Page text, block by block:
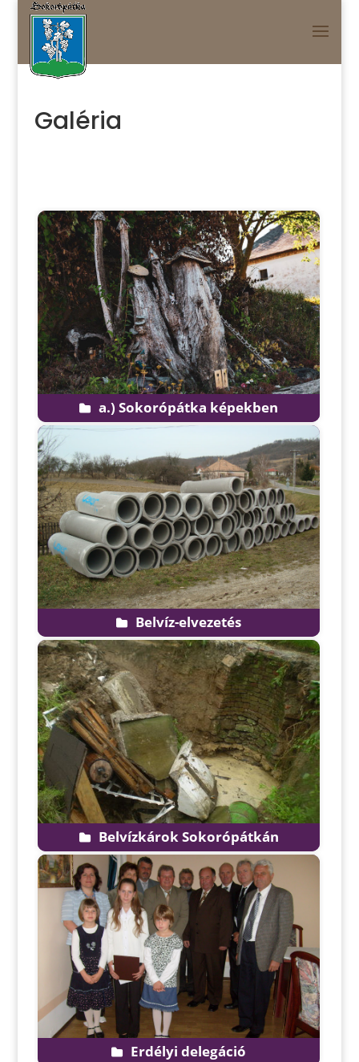
Galéria
a.) Sokorópátka képekben
Belvíz-elvezetés
Belvízkárok Sokorópátkán
Erdélyi delegáció